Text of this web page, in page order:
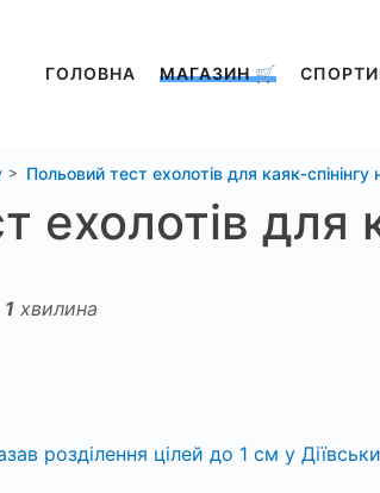
ГОЛОВНА МАГАЗИН 🛒
Польовий тест ехолотів для каяк‑спінінгу
ехолотів для
1 хвилина
розділення цілей до 1 см у